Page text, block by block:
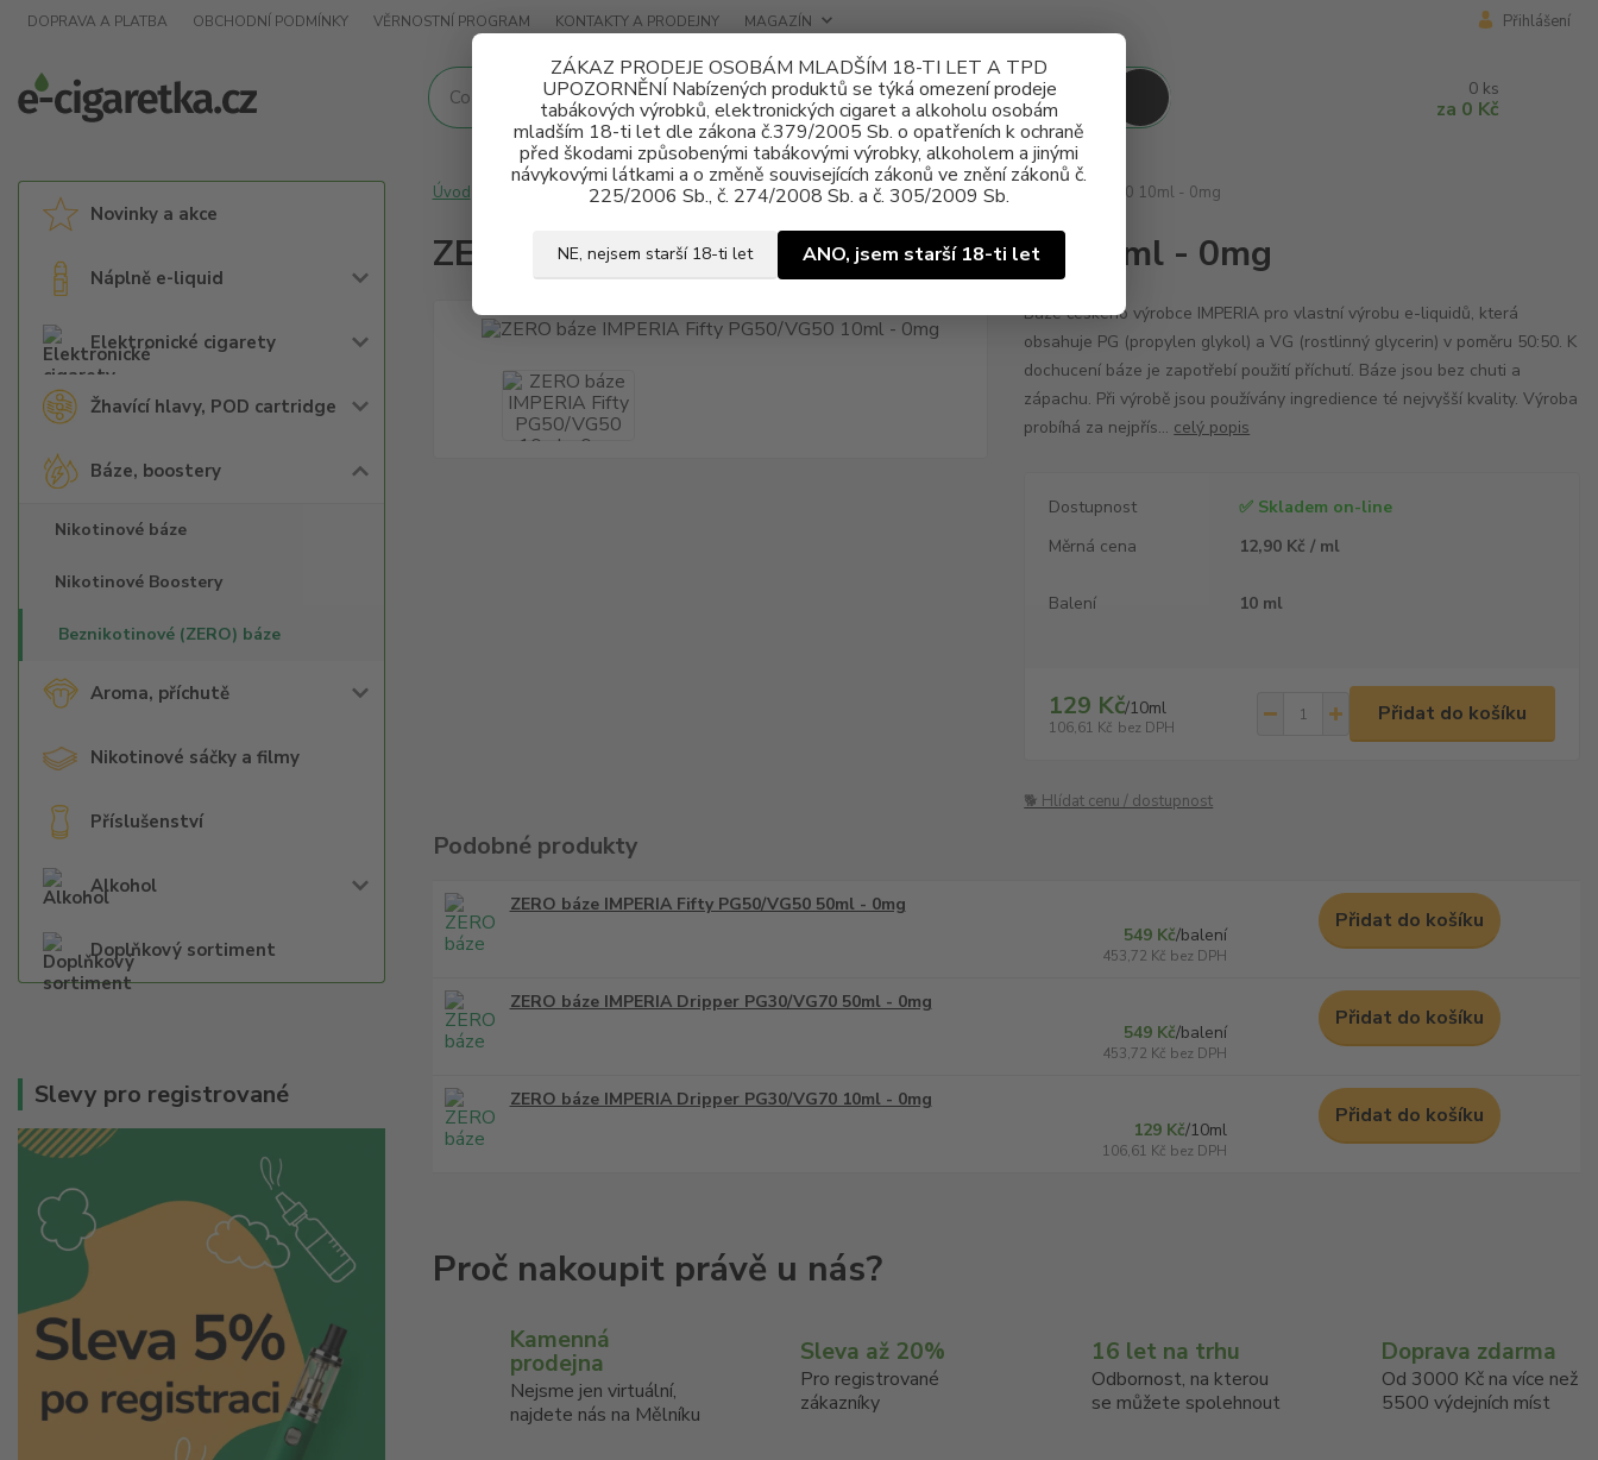
ZÁKAZ PRODEJE OSOBÁM MLADŠÍM 18-TI LET A TPD
UPOZORNĚNÍ Nabízených produktů se týká omezení prodeje
tabákových výrobků, elektronických cigaret a alkoholu osobám
mladším 18-ti let dle zákona č.379/2005 Sb. o opatřeních k ochraně
před škodami způsobenými tabákovými výrobky, alkoholem a jinými
návykovými látkami a o změně souvisejících zákonů ve znění zákonů č.
225/2006 Sb., č. 274/2008 Sb. a č. 305/2009 Sb.
NE, nejsem starší 18-ti let ANO, jsem starší 18-ti let
DOPRAVA A PLATBA OBCHODNÍ PODMÍNKY VĚRNOSTNÍ PROGRAM KONTAKTY A PRODEJNY MAGAZÍN Přihlášení
0 ks
za 0 Kč
Novinky a akce
Náplně e-liquid
Elektronické cigarety
Žhavící hlavy, POD cartridge
Báze, boostery
Nikotinové báze
Nikotinové Boostery
Beznikotinové (ZERO) báze
Aroma, příchutě
Nikotinové sáčky a filmy
Příslušenství
Alkohol
Doplňkový sortiment
Slevy pro registrované
Úvod Báze, boostery Beznikotinové (ZERO) báze ZERO báze IMPERIA Fifty PG50/VG50 10ml - 0mg
ZERO báze IMPERIA Fifty PG50/VG50 10ml - 0mg
Báze českého výrobce IMPERIA pro vlastní výrobu e-liquidů, která
obsahuje PG (propylen glykol) a VG (rostlinný glycerin) v poměru 50:50. K
dochucení báze je zapotřebí použití příchutí. Báze jsou bez chuti a
zápachu. Při výrobě jsou používány ingredience té nejvyšší kvality. Výroba
probíhá za nejpřís... celý popis
Dostupnost
✅ Skladem on-line
Měrná cena
12,90 Kč / ml
Balení 10 ml
129 Kč/10ml
106,61 Kč bez DPH
Přidat do košíku
🐕 Hlídat cenu / dostupnost
Podobné produkty
ZERO báze IMPERIA Fifty PG50/VG50 50ml - 0mg
549 Kč/balení
453,72 Kč bez DPH
Přidat do košíku
ZERO báze IMPERIA Dripper PG30/VG70 50ml - 0mg
549 Kč/balení
453,72 Kč bez DPH
Přidat do košíku
ZERO báze IMPERIA Dripper PG30/VG70 10ml - 0mg
129 Kč/10ml
106,61 Kč bez DPH
Přidat do košíku
Kamenná
prodejna
Nejsme jen virtuální,
najdete nás na Mělníku
Sleva až 20%
Pro registrované
zákazníky
16 let na trhu
Odbornost, na kterou
se můžete spolehnout
Doprava zdarma
Od 3000 Kč na více než
5500 výdejních míst